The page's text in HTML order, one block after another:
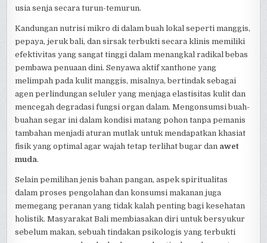
usia senja secara turun-temurun.
Kandungan nutrisi mikro di dalam buah lokal seperti manggis,
pepaya, jeruk bali, dan sirsak terbukti secara klinis memiliki
efektivitas yang sangat tinggi dalam menangkal radikal bebas
pembawa penuaan dini. Senyawa aktif xanthone yang
melimpah pada kulit manggis, misalnya, bertindak sebagai
agen perlindungan seluler yang menjaga elastisitas kulit dan
mencegah degradasi fungsi organ dalam. Mengonsumsi buah-
buahan segar ini dalam kondisi matang pohon tanpa pemanis
tambahan menjadi aturan mutlak untuk mendapatkan khasiat
fisik yang optimal agar wajah tetap terlihat bugar dan awet
muda.
Selain pemilihan jenis bahan pangan, aspek spiritualitas
dalam proses pengolahan dan konsumsi makanan juga
memegang peranan yang tidak kalah penting bagi kesehatan
holistik. Masyarakat Bali membiasakan diri untuk bersyukur
sebelum makan, sebuah tindakan psikologis yang terbukti